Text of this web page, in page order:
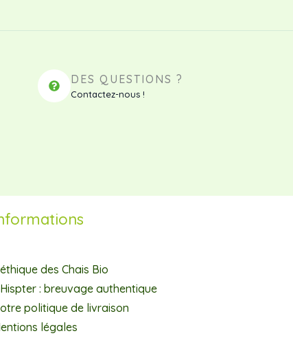
DES QUESTIONS ?
Contactez-nous !
des Chais Bio
: breuvage authentique
politique de livraison
légales